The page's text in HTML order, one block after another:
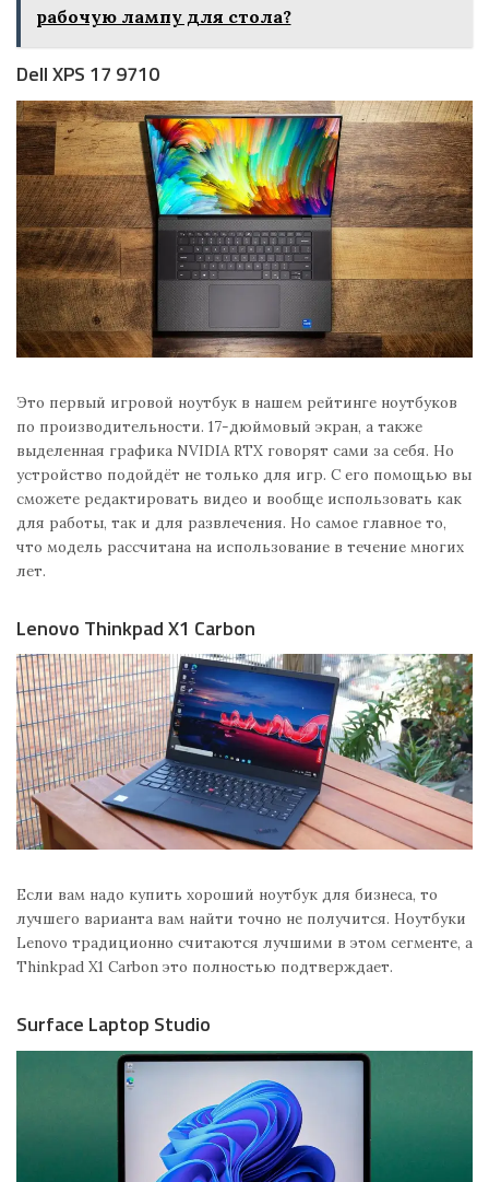
рабочую лампу для стола?
Dell XPS 17 9710
Это первый игровой ноутбук в нашем рейтинге ноутбуков
по производительности. 17-дюймовый экран, а также
выделенная графика NVIDIA RTX говорят сами за себя. Но
устройство подойдёт не только для игр. С его помощью вы
сможете редактировать видео и вообще использовать как
для работы, так и для развлечения. Но самое главное то,
что модель рассчитана на использование в течение многих
лет.
Lenovo Thinkpad X1 Carbon
Если вам надо купить хороший ноутбук для бизнеса, то
лучшего варианта вам найти точно не получится. Ноутбуки
Lenovo традиционно считаются лучшими в этом сегменте, а
Thinkpad X1 Carbon это полностью подтверждает.
Surface Laptop Studio